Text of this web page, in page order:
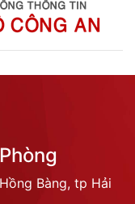
Bàng, tp Hải